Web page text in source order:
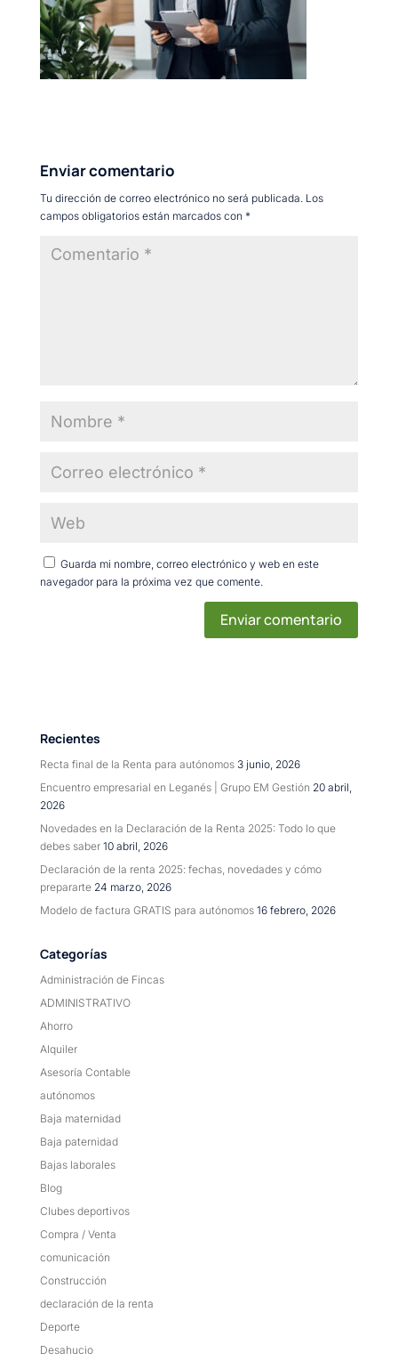
Enviar comentario
Tu dirección de correo electrónico no será publicada. Los
campos obligatorios están marcados con *
Guarda mi nombre, correo electrónico y web en este
navegador para la próxima vez que comente.
Recientes
Recta final de la Renta para autónomos 3 junio, 2026
Encuentro empresarial en Leganés | Grupo EM Gestión 20 abril,
2026
Novedades en la Declaración de la Renta 2025: Todo lo que
debes saber 10 abril, 2026
Declaración de la renta 2025: fechas, novedades y cómo
prepararte 24 marzo, 2026
Modelo de factura GRATIS para autónomos 16 febrero, 2026
Categorías
Administración de Fincas
ADMINISTRATIVO
Ahorro
Alquiler
Asesoría Contable
autónomos
Baja maternidad
Baja paternidad
Bajas laborales
Blog
Clubes deportivos
Compra / Venta
comunicación
Construcción
declaración de la renta
Deporte
Desahucio